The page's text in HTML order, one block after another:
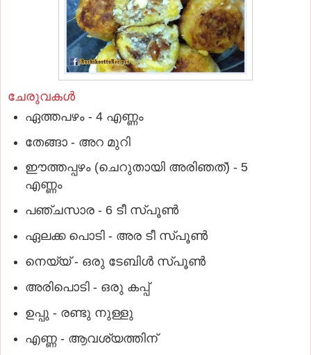
ചേരുവകൾ
ഏത്തപഴം - 4 എണ്ണം
തേങ്ങാ - അറ മുറി
ഈത്തപ്പഴം (ചെറുതായി അരിഞത്) - 5
എണ്ണം
പഞ്ചസാര - 6 ടീ സ്പൂൺ
ഏലക്ക പൊടി - അര ടീ സ്പൂൺ
നെയ്യ് - ഒരു ടേബിൾ സ്പൂൺ
അരിപൊടി - ഒരു കപ്പ്
ഉപ്പു - രണ്ടു നുള്ളു
എണ്ണ - ആവശ്യത്തിന്